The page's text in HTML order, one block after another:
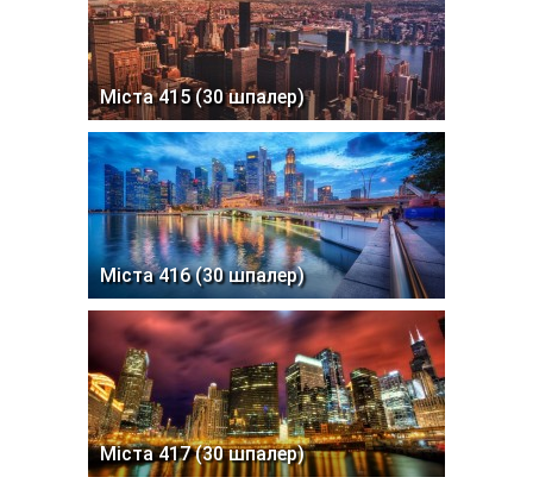
Міста 415 (30 шпалер)
Міста 416 (30 шпалер)
Міста 417 (30 шпалер)